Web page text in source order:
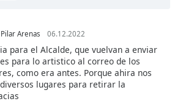
Pilar Arenas 06.12.2022
para el Alcalde, que vuelvan a enviar
para lo artistico al correo de los
como era antes. Porque ahira nos
lugares para retirar la